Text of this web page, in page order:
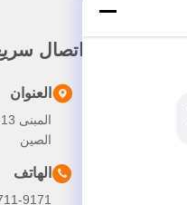
اتصال
العنوان
الصين
الهاتف
9171